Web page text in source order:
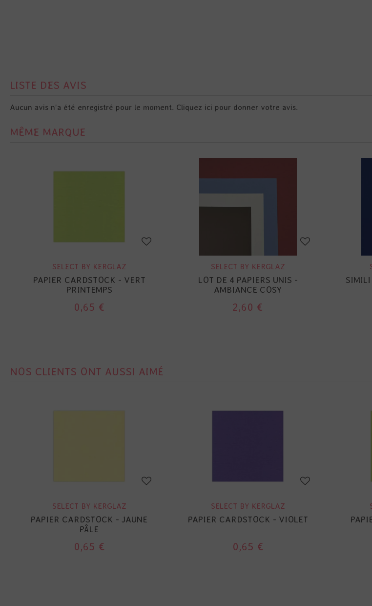
LISTE DES AVIS
Aucun avis n'a été enregistré pour le moment. Cliquez ici pour donner votre avis.
MÊME MARQUE
SELECT BY KERGLAZ
PAPIER CARDSTOCK - VERT
PRINTEMPS
0,65 €
SELECT BY KERGLAZ
LOT DE 4 PAPIERS UNIS -
AMBIANCE COSY
2,60 €
NOS CLIENTS ONT AUSSI AIMÉ
SELECT BY KERGLAZ
PAPIER CARDSTOCK - JAUNE
PÂLE
0,65 €
SELECT BY KERGLAZ
PAPIER CARDSTOCK - VIOLET
0,65 €